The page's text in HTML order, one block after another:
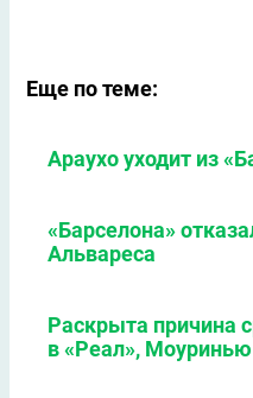
Еще по теме:
Араухо уходит из
«Барселона»
Альвареса
Раскрыта причина
в «Реал»,